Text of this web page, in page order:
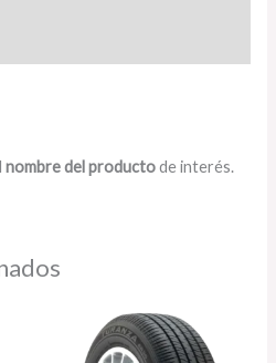
nombre del productode interés.